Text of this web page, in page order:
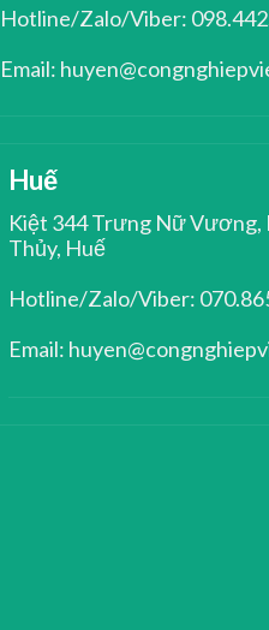
Hotline/Zalo/Viber:
Email:
Huế
Kiệt 344 Trưng Nữ
Thủy, Huế
Hotline/Zalo/Viber:
Email: